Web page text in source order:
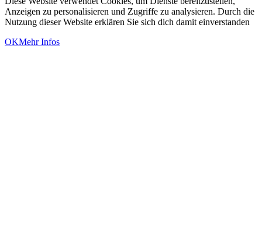
Anzeigen zu personalisieren und Zugriffe zu analysieren. Durch die
Nutzung dieser Website erklären Sie sich dich damit einverstanden
OKMehr Infos